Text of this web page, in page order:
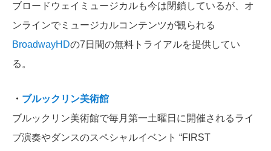
ブロードウェイミュージカルも今は閉鎖しているが、オ
ンラインでミュージカルコンテンツが観られる
BroadwayHDの7日間の無料トライアルを提供してい
る。
・ ブルックリン美術館
ブルックリン美術館で毎月第一土曜日に開催されるライ
ブ演奏やダンスのスペシャルイベント “FIRST